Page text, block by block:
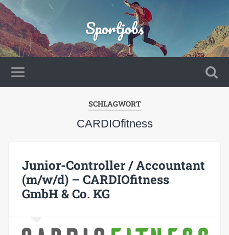
Sportjobs
SCHLAGWORT
CARDIOfitness
Junior-Controller / Accountant
(m/w/d) – CARDIOfitness
GmbH & Co. KG